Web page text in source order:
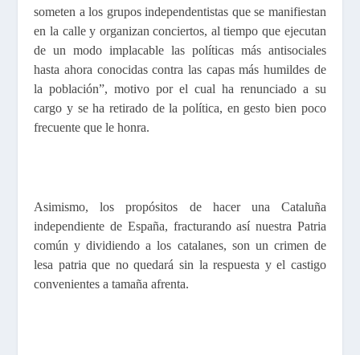
someten a los grupos independentistas que se manifiestan
en la calle y organizan conciertos, al tiempo que ejecutan
de un modo implacable las políticas más antisociales
hasta ahora conocidas contra las capas más humildes de
la población”, motivo por el cual ha renunciado a su
cargo y se ha retirado de la política, en gesto bien poco
frecuente que le honra.
Asimismo, los propósitos de hacer una Cataluña
independiente de España, fracturando así nuestra Patria
común y dividiendo a los catalanes, son un crimen de
lesa patria que no quedará sin la respuesta y el castigo
convenientes a tamaña afrenta.